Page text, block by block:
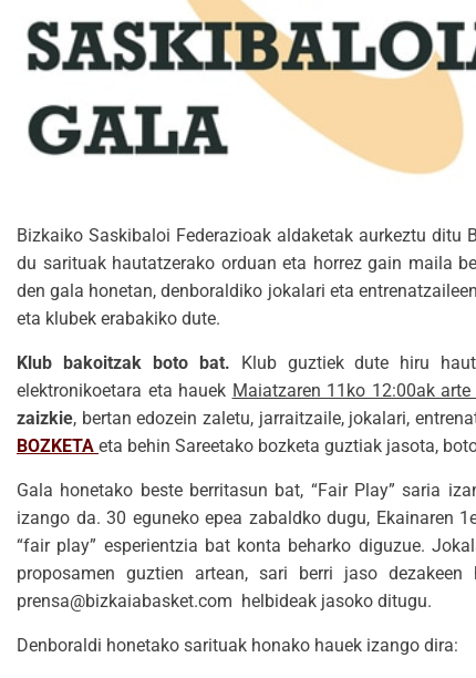
Bizkaiko Saskibaloi Federazioak aldaketak aurkeztu
du sarituak hautatzerako orduan eta horrez gain maila
den gala honetan, denboraldiko jokalari eta
eta klubek erabakiko dute.
Klub bakoitzak boto bat. Klub guztiek dute hiru
elektronikoetara eta hauek Maiatzaren 11ko 12:00ak
zaizkie, bertan edozein zaletu, jarraitzaile, jokalari,
BOZKETA eta behin Sareetako bozketa guztiak jasota,
Gala honetako beste berritasun bat, “Fair Play” saria
izango da. 30 eguneko epea zabaldko dugu, Ekainaren
“fair play” esperientzia bat konta beharko diguzue.
proposamen guztien artean, sari berri jaso
prensa@bizkaiabasket.com helbideak jasoko ditugu.
Denboraldi honetako sarituak honako hauek izango dira: